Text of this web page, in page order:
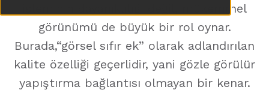
işleminin dayanıklılığı değil, mükemmel
görünümü de büyük bir rol oynar.
Burada,“görsel sıfır ek” olarak adlandırılan
kalite özelliği geçerlidir, yani gözle görülür
yapıştırma bağlantısı olmayan bir kenar.